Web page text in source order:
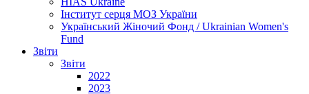
Інститут серця МОЗ України
Український Жіночий Фонд / Ukrainian Women's
Fund
Звіти
Звіти
2022
2023